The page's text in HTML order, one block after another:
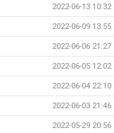
2022-06-13 10:32
2022-06-09 13:55
2022-06-06 21:27
2022-06-05 12:02
2022-06-04 22:10
2022-06-03 21:46
2022-05-29 20:56